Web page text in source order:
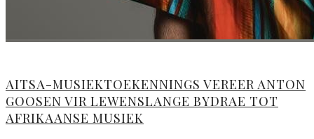
AITSA-MUSIEKTOEKENNINGS VEREER ANTON
GOOSEN VIR LEWENSLANGE BYDRAE TOT
AFRIKAANSE MUSIEK